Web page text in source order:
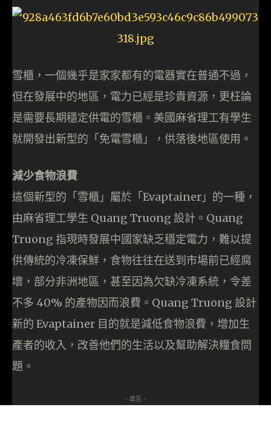
雪櫃，一個幾乎是家家都有的電器實在普通不過，
但在發展中的地區，電力已經是珍貴資源，更枉論
是需要長期穩定供電的雪櫃。美國麻省理工有學生
就開發出新型的「免電雪櫃」，供落後地區使用。
減少食物浪費
這個新型的「雪櫃」屬於「Evaptainer」的一種，
由麻省理工學生 Quang Truong 設計。Quang
Truong 指現時發展中國家缺乏穩定電力，難以提
供傳統的冷凍保鮮，食物往往在送到市場前已經腐
壞，部分非洲地區，甚至因為欠缺冷凍系統，令差
不多 40% 的產物因而浪費。Quang Truong 設計
新的 Evaptainer 目的就是減低食物浪費，增加生
產者的收入，改善他們的生活以及幫助解決糧食問
題。
- 廣告 -